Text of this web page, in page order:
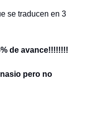
se traducen en 3
de avance!!!!!!!!
pero no